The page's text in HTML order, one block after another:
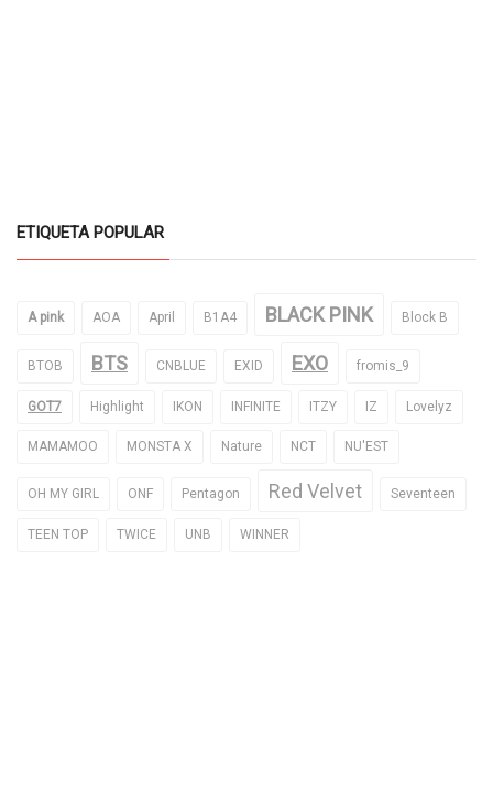
ETIQUETA POPULAR
A pink AOA April B1A4 BLACK PINK Block B
BTOB BTS CNBLUE EXID EXO fromis_9
GOT7 Highlight IKON INFINITE ITZY IZ Lovelyz
MAMAMOO MONSTA X Nature NCT NU'EST
OH MY GIRL ONF Pentagon Red Velvet Seventeen
TEEN TOP TWICE UNB WINNER